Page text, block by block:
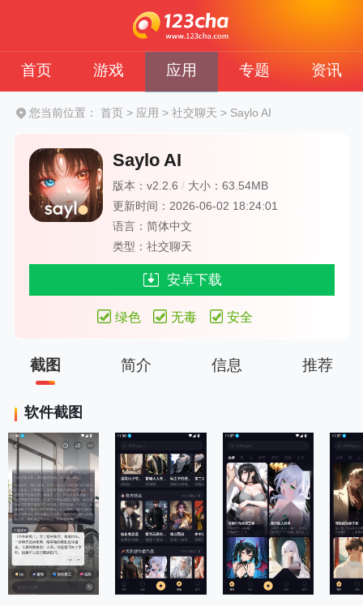
首页 游戏 应用 专题 资讯
您当前位置： 首页 > 应用 > 社交聊天 >Saylo AI
Saylo AI
版本：v2.2.6/ 大小：63.54MB
更新时间：2026-06-02 18:24:01
语言：简体中文
类型：社交聊天
安卓下载
绿色 无毒 安全
截图 简介 信息 推荐
软件截图